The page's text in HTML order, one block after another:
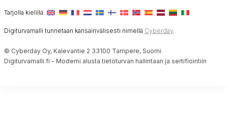
Tarjolla kielillä:
Digiturvamalli tunnetaan kansainvälisesti nimellä Cyberday
© Cyberday Oy, Kalevantie 2 33100 Tampere, Suomi
Digiturvamalli.fi - Moderni alusta tietoturvan hallintaan ja sertifiointiin